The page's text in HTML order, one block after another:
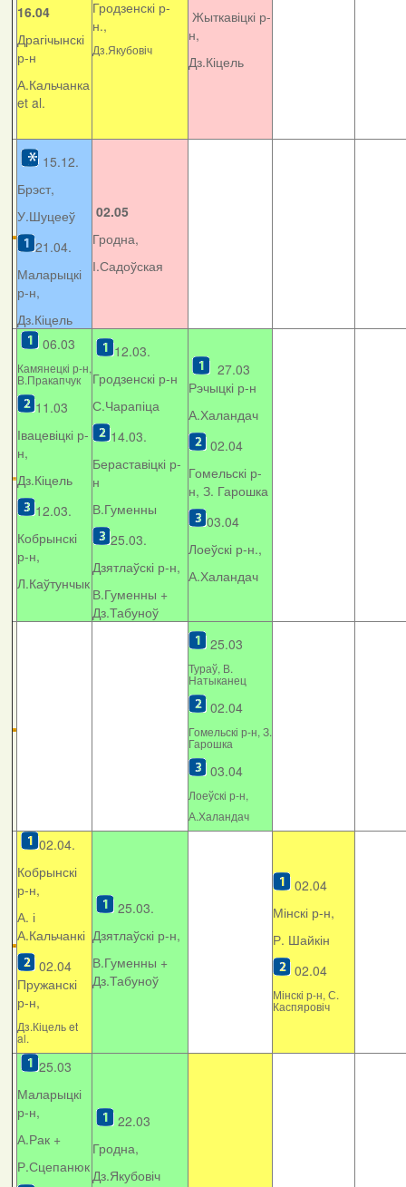
16.04
Драгічынскі
р-н
А.Кальчанка
et al.
Гродзенскі р-
н.,
Дз.Якубовіч
Жыткавіцкі р-
н,
Дз.Кіцель
15.12.
Брэст,
У.Шуцееў
21.04.
Маларыцкі
р-н,
Дз.Кіцель
02.05
Гродна,
І.Садоўская
06.03
Камянецкі р-н,
В.Пракапчук
11.03
Івацевіцкі р-
н,
Дз.Кіцель
12.03.
Кобрынскі
р-н,
Л.Каўтунчык
12.03.
Гродзенскі р-н
С.Чарапіца
14.03.
Бераставіцкі р-
н
В.Гуменны
25.03.
Дзятлаўскі р-н,
В.Гуменны +
Дз.Табуноў
27.03
Рэчыцкі р-н
А.Халандач
02.04
Гомельскі р-
н, З. Гарошка
03.04
Лоеўскі р-н.,
А.Халандач
25.03
Тураў, В.
Натыканец
02.04
Гомельскі р-н, З.
Гарошка
03.04
Лоеўскі р-н,
А.Халандач
02.04.
Кобрынскі
р-н,
А. і
А.Кальчанкі
02.04
Пружанскі
р-н,
Дз.Кіцель et
al.
25.03.
Дзятлаўскі р-н,
В.Гуменны +
Дз.Табуноў
02.04
Мінскі р-н,
Р. Шайкін
02.04
Мінскі р-н, С.
Каспяровіч
25.03
Маларыцкі
р-н,
А.Рак +
Р.Сцепанюк
22.03
Гродна,
Дз.Якубовіч